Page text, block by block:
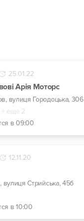
25.01.22
Арія Моторс
вулиця Городоцька, 306
+ еще 2
в 09:00
12.11.20
вулиця Стрийська, 45б
в 10:00